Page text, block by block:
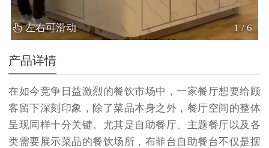
1 /6
左右可滑动
产品详情
在如今竞争日益激烈的餐饮市场中，一家餐厅想要给顾
客留下深刻印象，除了菜品本身之外，餐厅空间的整体
呈现同样十分关键。尤其是自助餐厅、主题餐厅以及各
类需要展示菜品的餐饮场所，布菲台自助餐台不仅是摆